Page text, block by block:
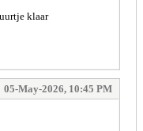
klaar
05-May-2026, 10:45 PM